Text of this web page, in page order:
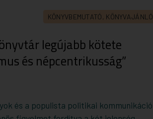
KÖNYVBEMUTATÓ, KÖNYVAJÁNLÓ
legújabb kötete
és népcentrikusság”
és a populista politikai kommunikáció